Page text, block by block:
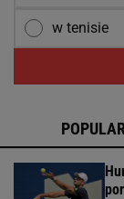
w tenisie